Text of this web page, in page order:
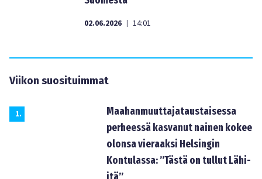
02.06.2026 | 14:01
Viikon suosituimmat
1.
Maahanmuuttajataustaisessa
perheessä kasvanut nainen kokee
olonsa vieraaksi Helsingin
Kontulassa: ”Tästä on tullut Lähi-